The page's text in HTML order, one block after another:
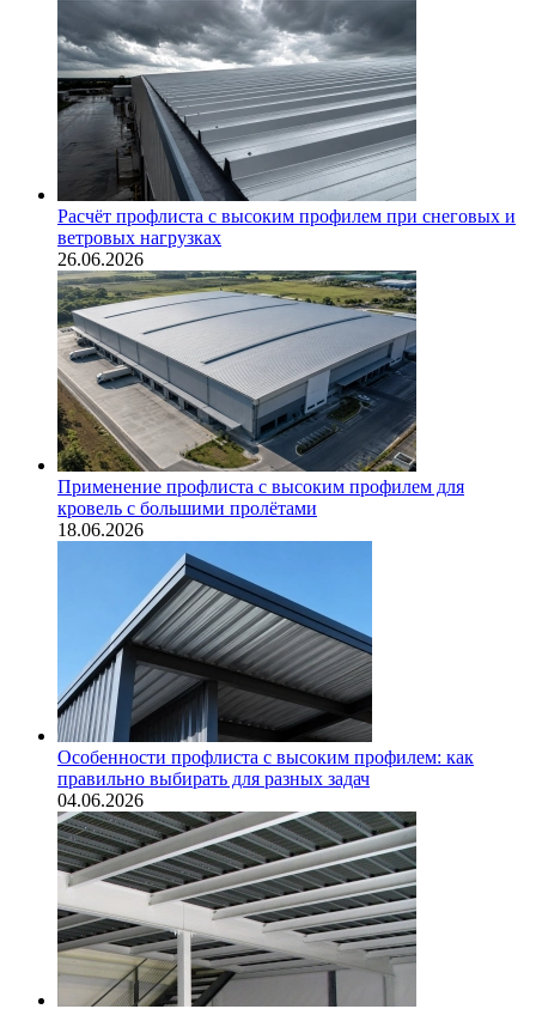
Расчёт профлиста с высоким профилем при снеговых и
ветровых нагрузках
26.06.2026
Применение профлиста с высоким профилем для
кровель с большими пролётами
18.06.2026
Особенности профлиста с высоким профилем: как
правильно выбирать для разных задач
04.06.2026